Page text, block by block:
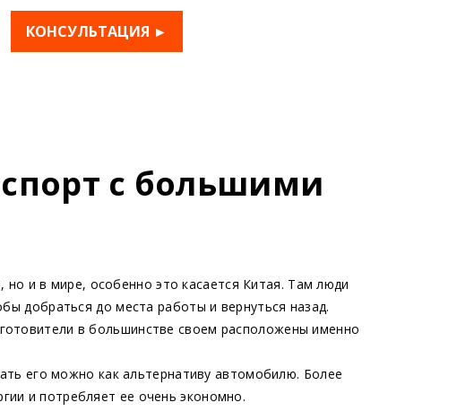
КОНСУЛЬТАЦИЯ ►
с большими
и в мире, особенно это касается Китая. Там люди
добраться до места работы и вернуться назад.
в большинстве своем расположены именно
его можно как альтернативу автомобилю. Более
и потребляет ее очень экономно.